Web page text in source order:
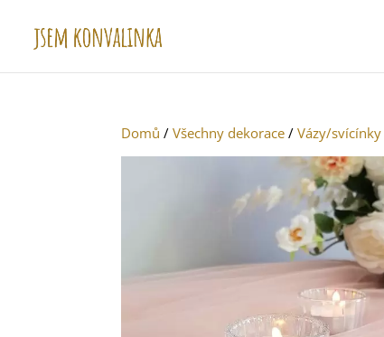
Domů /Všechny dekorace /Vázy/svícínky